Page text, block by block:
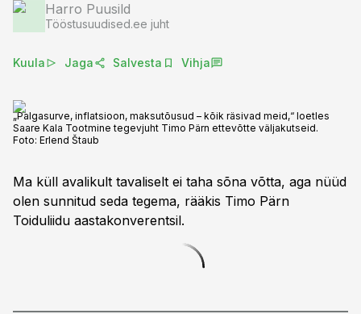
Harro Puusild
Tööstusuudised.ee juht
Kuula Jaga Salvesta Vihja
„Palgasurve, inflatsioon, maksutõusud – kõik räsivad meid,“ loetles
Saare Kala Tootmine tegevjuht Timo Pärn ettevõtte väljakutseid.
Foto: Erlend Štaub
Ma küll avalikult tavaliselt ei taha sõna võtta, aga nüüd
olen sunnitud seda tegema, rääkis Timo Pärn
Toiduliidu aastakonverentsil.